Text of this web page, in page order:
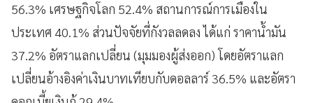
56.3% เศรษฐกิจโลก 52.4% สถานการณ์การเมืองใน
ประเทศ 40.1% ส่วนปัจจัยที่กังวลลดลง ได้แก่ ราคาน้ำมัน
37.2% อัตราแลกเปลี่ยน (มุมมองผู้ส่งออก) โดยอัตราแลก
เปลี่ยนอ้างอิงค่าเงินบาทเทียบกับดอลลาร์ 36.5% และอัตรา